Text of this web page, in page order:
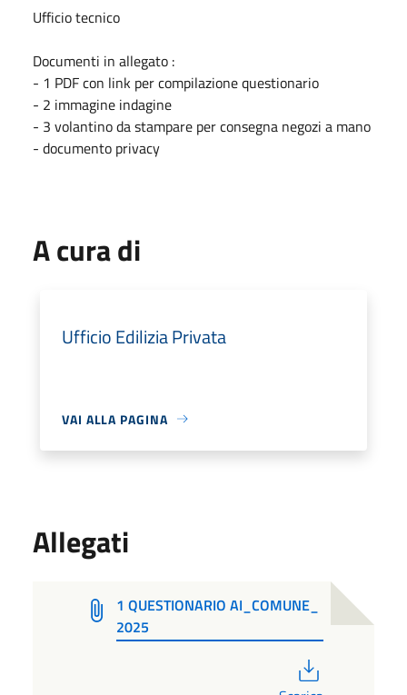
Ufficio tecnico
Documenti in allegato :
- 1 PDF con link per compilazione questionario
- 2 immagine indagine
- 3 volantino da stampare per consegna negozi a mano
- documento privacy
A cura di
Ufficio Edilizia Privata
VAI ALLA PAGINA
Allegati
1 QUESTIONARIO AI_COMUNE_
2025